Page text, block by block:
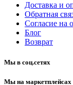
Доставка и
Обратная
Согласие на
Блог
Возврат
Мы в соц.сетях
Мы на маркетплейсах